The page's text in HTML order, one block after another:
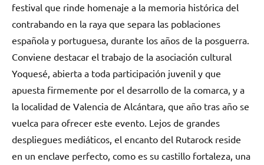
festival que rinde homenaje a la memoria histórica del
contrabando en la raya que separa las poblaciones
española y portuguesa, durante los años de la posguerra.
Conviene destacar el trabajo de la asociación cultural
Yoquesé, abierta a toda participación juvenil y que
apuesta firmemente por el desarrollo de la comarca, y a
la localidad de Valencia de Alcántara, que año tras año se
vuelca para ofrecer este evento. Lejos de grandes
despliegues mediáticos, el encanto del Rutarock reside
en un enclave perfecto, como es su castillo fortaleza, una